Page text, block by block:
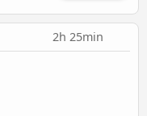
2h 25min